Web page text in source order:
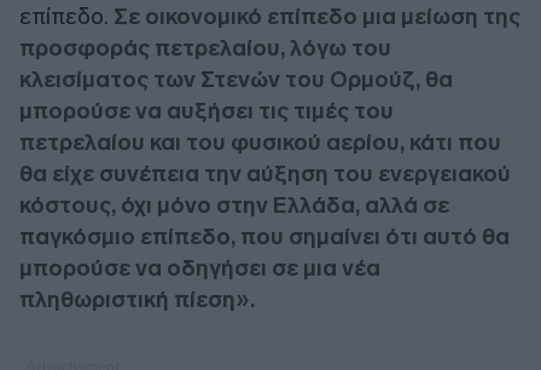
επίπεδο. Σε οικονομικό επίπεδο μια μείωση της
προσφοράς πετρελαίου, λόγω του
κλεισίματος των Στενών του Ορμούζ, θα
μπορούσε να αυξήσει τις τιμές του
πετρελαίου και του φυσικού αερίου, κάτι που
θα είχε συνέπεια την αύξηση του ενεργειακού
κόστους, όχι μόνο στην Ελλάδα, αλλά σε
παγκόσμιο επίπεδο, που σημαίνει ότι αυτό θα
μπορούσε να οδηγήσει σε μια νέα
πληθωριστική πίεση».